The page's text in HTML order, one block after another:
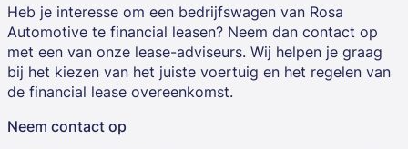
Heb je interesse om een bedrijfswagen van Rosa
Automotive te financial leasen? Neem dan contact op
met een van onze lease-adviseurs. Wij helpen je graag
bij het kiezen van het juiste voertuig en het regelen van
de financial lease overeenkomst.
Neem contact op